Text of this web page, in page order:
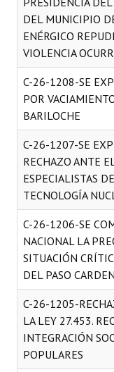
Proyectos
Dictámenes
Informes de
Ejecución
Actas de
NORMATIVA
Comunicaciones
Declaraciones
Resoluciones
Resoluciones de
INSTITUCIONAL
DEL MUNICIPIO
ENÉRGICO
VIOLENCIA
C-26-1208-SE
POR
BARILOCHE
C-26-1207-SE
RECHAZO ANTE
ESPECIALISTAS
TECNOLOGÍA
C-26-1206-SE
NACIONAL LA
SITUACIÓN
DEL PASO
C-26-1205-
LA LEY 27.453.
INTEGRACIÓN
POPULARES